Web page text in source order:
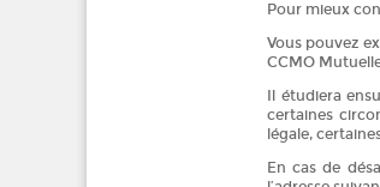
Pour mieux
Vous pouvez
CCMO
Il étudiera
certaines
légale,
En cas de